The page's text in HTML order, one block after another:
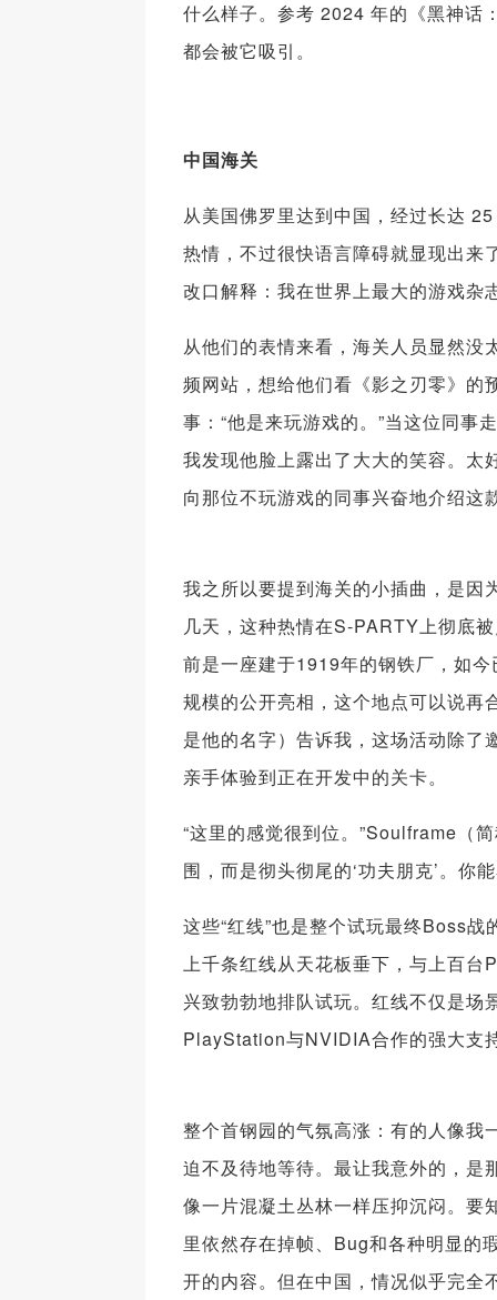
什么样子。参考 2024 年的《黑神话
都会被它吸引。
中国海关
从美国佛罗里达到中国，经过长达
热情，不过很快语言障碍就显现出来
改口解释：我在世界上最大的游戏杂
从他们的表情来看，海关人员显然没
频网站，想给他们看《影之刃零》的
事：“他是来玩游戏的。”当这位同事
我发现他脸上露出了大大的笑容。太
向那位不玩游戏的同事兴奋地介绍这
我之所以要提到海关的小插曲，是因
几天，这种热情在S-PARTY上彻底
前是一座建于1919年的钢铁厂，如
规模的公开亮相，这个地点可以说
是他的名字）告诉我，这场活动除
亲手体验到正在开发中的关卡。
“这里的感觉很到位。”Soulframe（
围，而是彻头彻尾的‘功夫朋克’。你
这些“红线”也是整个试玩最终Boss
上千条红线从天花板垂下，与上百
兴致勃勃地排队试玩。红线不仅是
PlayStation与NVIDIA合作的强大支
整个首钢园的气氛高涨：有的人像我
迫不及待地等待。最让我意外的，是
像一片混凝土丛林一样压抑沉闷。要
里依然存在掉帧、Bug和各种明显的
开的内容。但在中国，情况似乎完全